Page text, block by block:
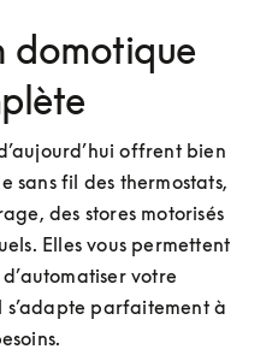
domotique
offrent bien
sans fil des thermostats,
des stores motorisés
Elles vous permettent
votre
s’adapte parfaitement à